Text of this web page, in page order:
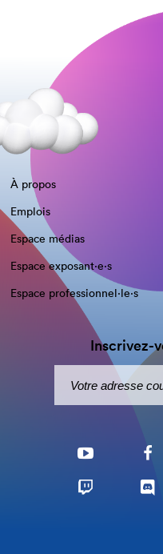
À propos
Emplois
Espace médias
Espace exposant·e⋅s
Espace professionnel·le⋅s
Inscrivez-